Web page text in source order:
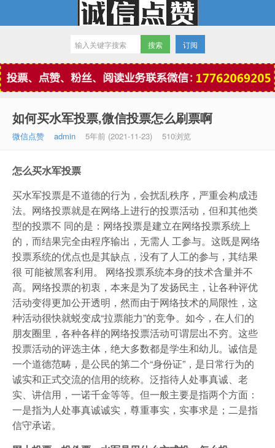
微信点赞
订阅
如何买水军投票,微信投票怎么刷票啊
微信点赞 admin 5年前 (2021-11-23) 510浏览
怎么买水军投票
买水军投票是不道德的行为，会扰乱秩序，严重会构成违
法。网络投票就是在网络上进行的投票活动，但和其他类
型的投票不 同的是：网络投票是建立在网络投票系统上
的，而结果完全由程序输出，无需人 工参与。这既是网络
投票系统的优点也是其缺点，没有了人工的参与，其结果
很 可能被黑客利用。 网络投票系统本身的技术含量并不
高。网络投票的初衷，本来是为了发扬民主，让各种评优
活动变得更加公开透明，然而由于网络技术的局限性，这
种活动很快就蜕变成“拉票能力”的竞争。如今，在人们的
朋友圈里，各种各样的网络投票活动可谓层出不穷。这些
投票活动的评选主体，绝大多数都是学生和幼儿。诚信是
一个道德范畴，是公民的第二个“身份证”，是日常行为的
诚实和正式交流的信用的统称。泛指待人处事真诚、老
实、讲信用，一诺千金等等。但一般主要是指两个方面：
一是指为人处事真诚诚实，尊重事实，实事求是；二是指
信守承诺。